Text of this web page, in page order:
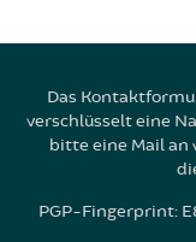
Das
verschlüsselt eine
bitte eine Mail
PGP-Fingerprint: